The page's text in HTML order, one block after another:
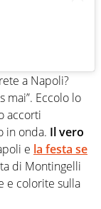
a Napoli?
mai”. Eccolo lo
accorti
in onda. Il vero
e la festa se
di Montingelli
e colorite sulla